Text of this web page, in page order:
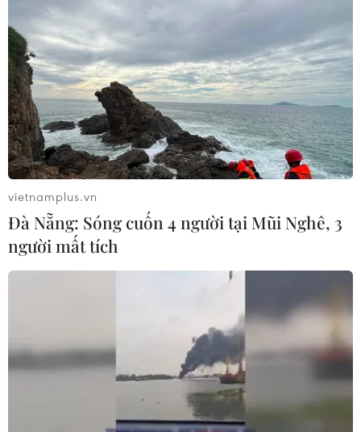
vietnamplus.vn
Đà Nẵng: Sóng cuốn 4 người tại Mũi Nghê, 3
người mất tích